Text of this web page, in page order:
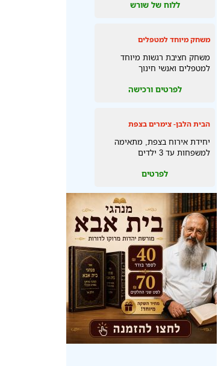
ללוח של שורש
משחק מיוחד למטפלים
משחק חציבת רגשות מיוחד
למטפלים ואנשי חינוך
לפרטים ורכישה
הבית הלבן- צימרים בצפת
יחידת אירוח בצפת, מתאימה
למשפחות עד 3 ילדים
לפרטים